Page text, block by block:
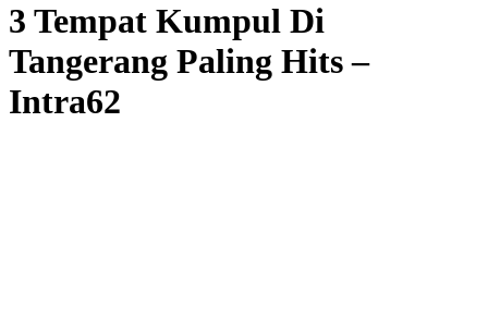
3 Tempat Kumpul Di
Tangerang Paling Hits –
Intra62